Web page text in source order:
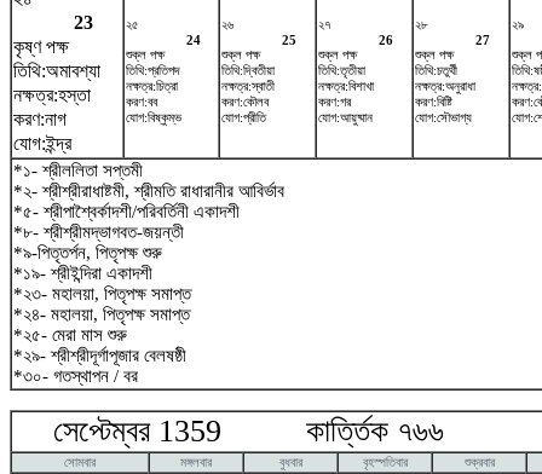
23
কৃষ্ণ পক্ষ
তিথি:অমাবশ্যা
নক্ষত্র:হস্তা
করণ:নাগ
যোগ:ইন্দ্র
২৫
24
শুক্ল পক্ষ
তিথি:প্রতিপদ
নক্ষত্র:চিত্রা
করণ:বব
যোগ:বিষ্কুম্ভ
২৬
25
শুক্ল পক্ষ
তিথি:দ্বিতীয়া
নক্ষত্র:স্বাতী
করণ:কৌলব
যোগ:প্রীতি
২৭
26
শুক্ল পক্ষ
তিথি:তৃতীয়া
নক্ষত্র:বিশাখা
করণ:গর
যোগ:আয়ুষ্মান
২৮
27
শুক্ল পক্ষ
তিথি:চতুর্থী
নক্ষত্র:অনুরাধা
করণ:বিষ্টি
যোগ:সৌভাগ্য
২৯
শুক্ল
*১- শ্রীললিতা সপ্তমী
*২- শ্রীশ্রীরাধাষ্টমী, শ্রীমতি রাধারানীর আবির্ভাব
*৫- শ্রীপাশ্বৈর্কাদশী/পরিবর্তিনী একাদশী
*৮- শ্রীশ্রীমদ্ভাগবত-জয়ন্তী
*৯-পিতৃতর্পন, পিতৃপক্ষ শুরু
*১৯- শ্রীইন্দিরা একাদশী
*২৩- মহালয়া, পিতৃপক্ষ সমাপ্ত
*২৪- মহালয়া, পিতৃপক্ষ সমাপ্ত
*২৫- মেরা মাস শুরু
*২৯- শ্রীশ্রীদূর্গাপূজার বেলষষ্ঠী
*৩০- গতস্থাপন / বর
সেপ্টেম্বর 1359 কার্ত্তিক ৭৬৬
সোমবার মঙ্গলবার বুধবার বৃহস্পতিবার শুক্রবার